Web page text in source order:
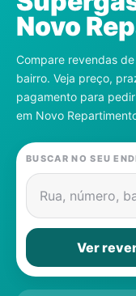
Notícias
Cadastre-se
Gás
Contatos
Novo
Compare revendas
bairro. Veja preço,
pagamento para
em Novo
BUSCAR NO SEU
Rua, número,
Ver